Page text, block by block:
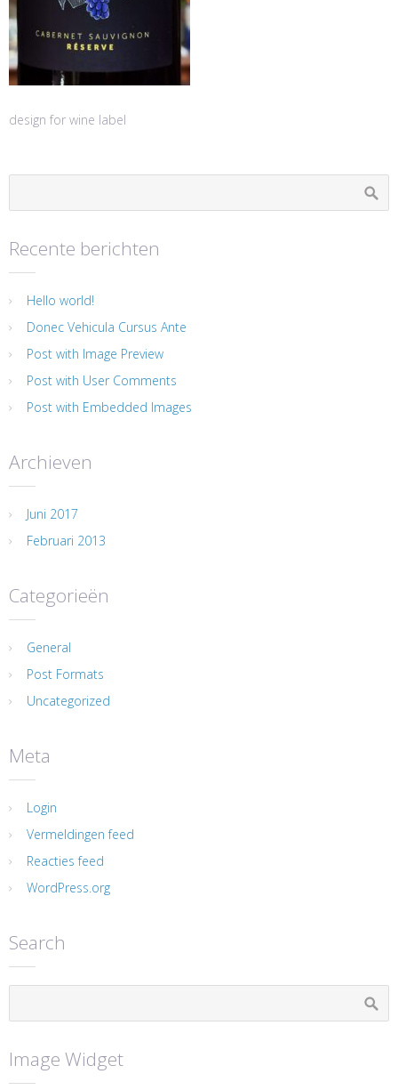
design for wine label
Recente berichten
Hello world!
Donec Vehicula Cursus Ante
Post with Image Preview
Post with User Comments
Post with Embedded Images
Archieven
Juni 2017
Februari 2013
Categorieën
General
Post Formats
Uncategorized
Meta
Login
Vermeldingen feed
Reacties feed
WordPress.org
Search
Image Widget